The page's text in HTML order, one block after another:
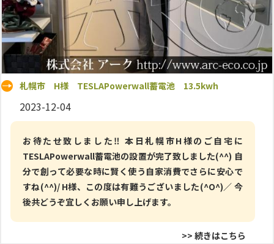
札幌市 H様 TESLAPowerwall蓄電池 13.5kwh
2023-12-04
お待たせ致しました‼ 本日札幌市H様のご自宅に
TESLAPowerwall蓄電池の設置が完了致しました(^^) 自
分で創って必要な時に賢く使う自家消費でさらに安心で
すね(^^)/ H様、この度は有難うございました(^O^)／ 今
後共どうぞ宜しくお願い申し上げます。
>> 続きはこちら